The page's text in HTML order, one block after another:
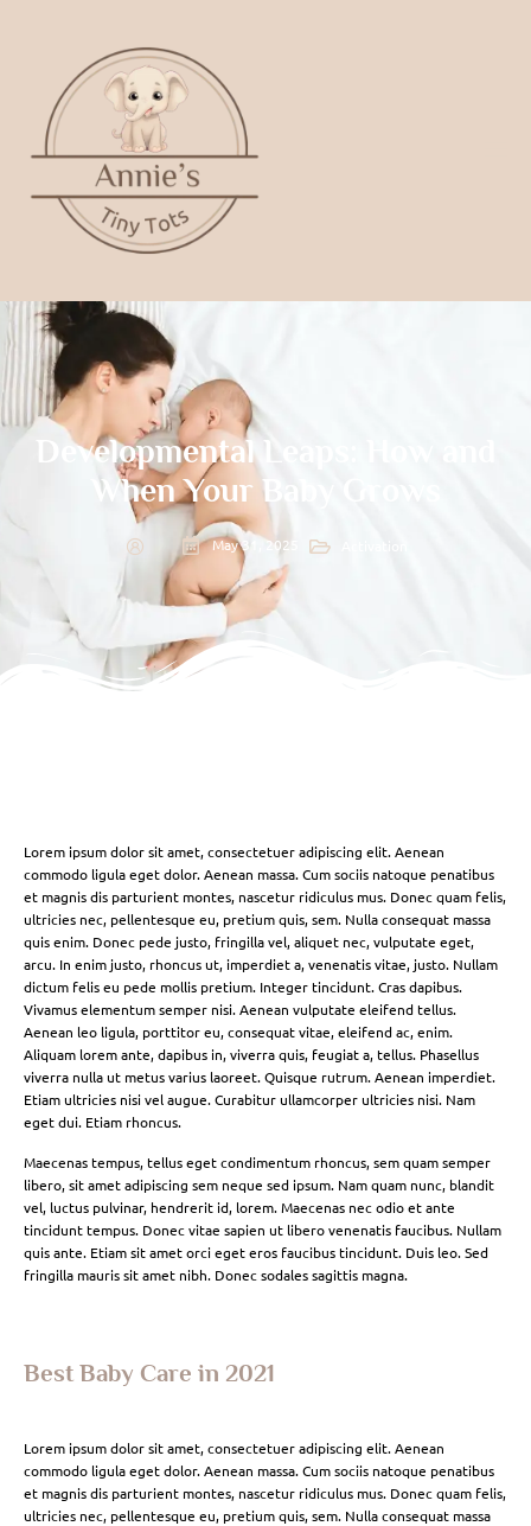
Developmental Leaps: How and
When Your Baby Grows
May 31, 2025
Lorem ipsum dolor sit amet, consectetuer adipiscing elit. Aenean
commodo ligula eget dolor. Aenean massa. Cum sociis natoque penatibus
et magnis dis parturient montes, nascetur ridiculus mus. Donec quam felis,
ultricies nec, pellentesque eu, pretium quis, sem. Nulla consequat massa
quis enim. Donec pede justo, fringilla vel, aliquet nec, vulputate eget,
arcu. In enim justo, rhoncus ut, imperdiet a, venenatis vitae, justo. Nullam
dictum felis eu pede mollis pretium. Integer tincidunt. Cras dapibus.
Vivamus elementum semper nisi. Aenean vulputate eleifend tellus.
Aenean leo ligula, porttitor eu, consequat vitae, eleifend ac, enim.
Aliquam lorem ante, dapibus in, viverra quis, feugiat a, tellus. Phasellus
viverra nulla ut metus varius laoreet. Quisque rutrum. Aenean imperdiet.
Etiam ultricies nisi vel augue. Curabitur ullamcorper ultricies nisi. Nam
eget dui. Etiam rhoncus.
Maecenas tempus, tellus eget condimentum rhoncus, sem quam semper
libero, sit amet adipiscing sem neque sed ipsum. Nam quam nunc, blandit
vel, luctus pulvinar, hendrerit id, lorem. Maecenas nec odio et ante
tincidunt tempus. Donec vitae sapien ut libero venenatis faucibus. Nullam
quis ante. Etiam sit amet orci eget eros faucibus tincidunt. Duis leo. Sed
fringilla mauris sit amet nibh. Donec sodales sagittis magna.
Best Baby Care in 2021
Lorem ipsum dolor sit amet, consectetuer adipiscing elit. Aenean
commodo ligula eget dolor. Aenean massa. Cum sociis natoque penatibus
et magnis dis parturient montes, nascetur ridiculus mus. Donec quam felis,
ultricies nec, pellentesque eu, pretium quis, sem. Nulla consequat massa